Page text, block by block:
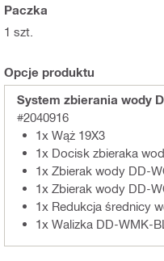
Paczka
1 szt.
Opcje produktu
System zbierania wody
#2040916
1x Wąż 19X3
1x Docisk zbieraka
1x Zbierak wody DD-
1x Zbierak wody DD-
1x Redukcja średnicy
1x Walizka DD-WMK-